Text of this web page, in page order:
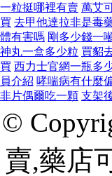
一粒挺哪裡有賣 萬艾
買 去甲他達拉非是毒
體有害嗎 剛多少錢一
神丸一盒多少粒 買貂
買 西力士官網一瓶多
員介紹 哮喘病有什麼
非片偶爾吃一顆 支架
©
賣,藥店